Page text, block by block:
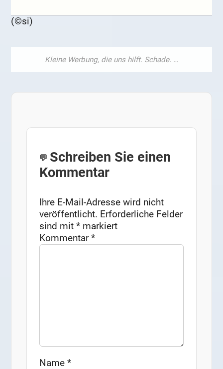
(©si)
Schreiben Sie einen
Kommentar
Ihre E-Mail-Adresse wird nicht
veröffentlicht. Erforderliche Felder
sind mit* markiert
Kommentar*
Name*